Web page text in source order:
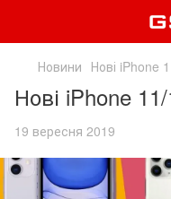
Новини Нові iPhone
Нові iPhone
19 вересня 2019